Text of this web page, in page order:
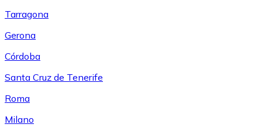
Tarragona
Gerona
Córdoba
Santa Cruz de Tenerife
Roma
Milano